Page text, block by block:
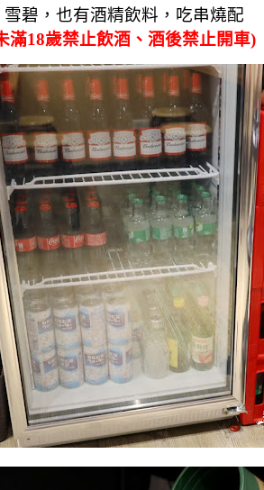
碧，也有酒精飲料，吃串燒配
滿18歲禁止飲酒、酒後禁止開車)